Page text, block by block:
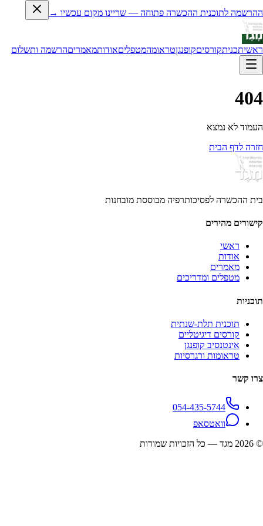
ההרשמה לתוכנית ההכשרה פתוחה — שריינו מקום עכשיו →
ראשיתכניתקורסיםקופנגןטראומהמטפליםאודותמאמריםהרשמה ותשלום
404
העמוד לא נמצא
חזרה לדף הבית
בית ההכשרה לפסיכותרפיה מבוססת מובחנות
קישורים מהירים
ראשי
אודות
מאמרים
מטפלים ומדריכים
תוכניות
תוכנית תלת-שנתית
קורסים דיגיטליים
אינטנסיב קופנגן
טראומות ורגרסיות
צרו קשר
054-435-5744
וואטסאפ
©
2026 מגד — כל הזכויות שמורות